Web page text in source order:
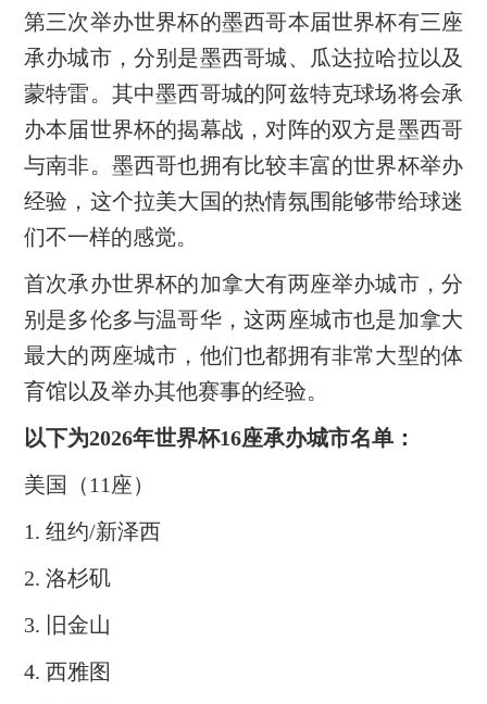
第三次举办世界杯的墨西哥本届世界杯有三座
承办城市，分别是墨西哥城、瓜达拉哈拉以及
蒙特雷。其中墨西哥城的阿兹特克球场将会承
办本届世界杯的揭幕战，对阵的双方是墨西哥
与南非。墨西哥也拥有比较丰富的世界杯举办
经验，这个拉美大国的热情氛围能够带给球迷
们不一样的感觉。
首次承办世界杯的加拿大有两座举办城市，分
别是多伦多与温哥华，这两座城市也是加拿大
最大的两座城市，他们也都拥有非常大型的体
育馆以及举办其他赛事的经验。
以下为2026年世界杯16座承办城市名单：
美国（11座）
1. 纽约/新泽西
2. 洛杉矶
3. 旧金山
4. 西雅图